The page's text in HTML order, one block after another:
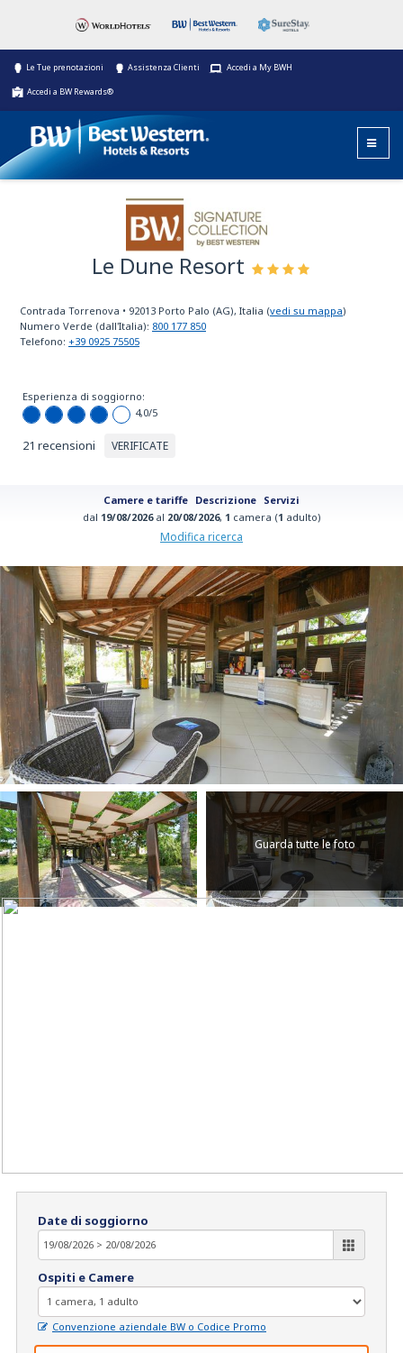
Le Tue prenotazioni Assistenza Clienti Accedi a My BWH
Accedi a BW Rewards®
BW Signature
Le Dune Resort
Contrada Torrenova • 92013 Porto Palo (AG), Italia (vedi su mappa)
Numero Verde (dall'Italia): 800 177 850
Telefono: +39 0925 75505
Esperienza di soggiorno:
4,0/5
21 recensioni VERIFICATE
Camere e tariffe Descrizione Servizi
dal 19/08/2026al 20/08/2026, 1 camera (1 adulto)
Modifica ricerca
Guarda tutte le foto
Date di soggiorno
Ospiti e Camere
Convenzione aziendale BW o Codice Promo